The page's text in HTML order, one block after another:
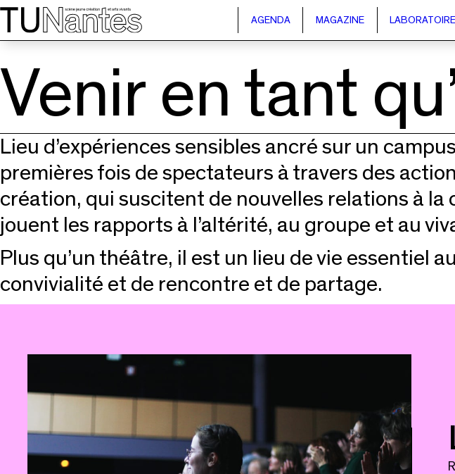
Passer directement à la navigation
Passer directement au contenu principal
AGENDA MAGAZINE
Venir en tant
Lieu d’expériences sensibles ancré sur un
premières fois de spectateurs à travers des
création, qui suscitent de nouvelles relations à
jouent les rapports à l’altérité, au groupe et au
Plus qu’un théâtre, il est un lieu de vie essentiel
convivialité et de rencontre et de partage.